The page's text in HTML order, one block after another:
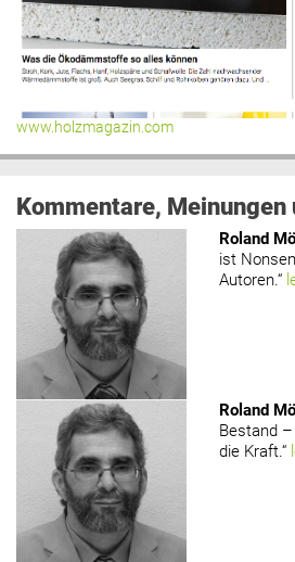
www.holzmagazin.com
Kommentare,
Roland
ist
Autoren.“
Roland
Bestand
die Kraft.“